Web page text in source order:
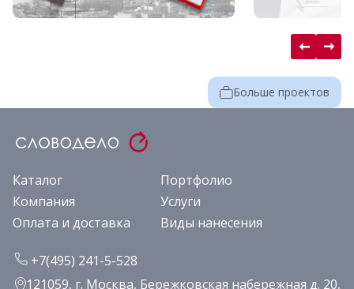
Больше проектов
Каталог
Портфолио
Компания
Услуги
Оплата и доставка
Виды нанесения
+7(495) 241-5-528
121059, г. Москва, Бережковская набережная д. 20,